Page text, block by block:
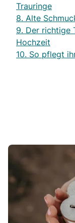
Trauringe
8. Alte
9. Der richtige
Hochzeit
10. So pflegt